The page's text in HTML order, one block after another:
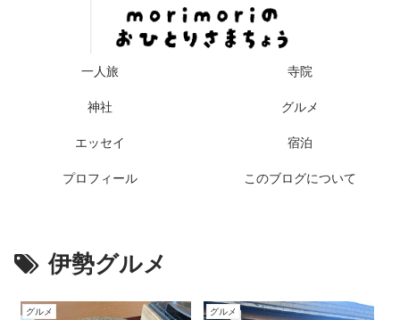
一人旅 寺院
神社 グルメ
エッセイ 宿泊
プロフィール このブログについて
伊勢グルメ
グルメ グルメ